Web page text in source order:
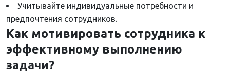
Учитывайте индивидуальные потребности и
предпочтения сотрудников.
Как мотивировать сотрудника к
эффективному выполнению
задачи?